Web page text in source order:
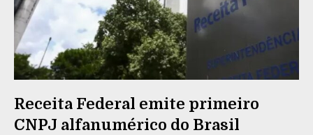
Receita Federal emite primeiro
CNPJ alfanumérico do Brasil